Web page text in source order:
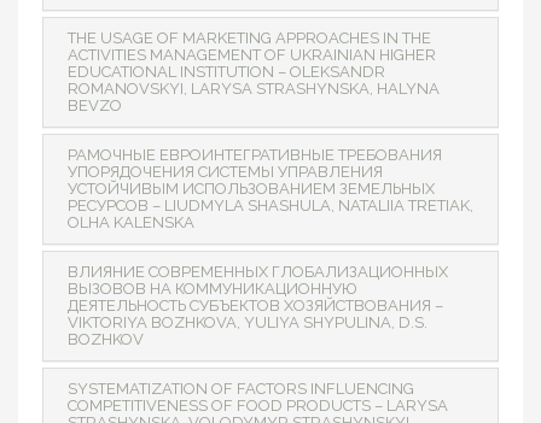
THE USAGE OF MARKETING APPROACHES IN THE
ACTIVITIES MANAGEMENT OF UKRAINIAN HIGHER
EDUCATIONAL INSTITUTION – OLEKSANDR
ROMANOVSKYI, LARYSA STRASHYNSKA, HALYNA
BEVZO
РАМОЧНЫЕ ЕВРОИНТЕГРАТИВНЫЕ ТРЕБОВАНИЯ
УПОРЯДОЧЕНИЯ СИСТЕМЫ УПРАВЛЕНИЯ
УСТОЙЧИВЫМ ИСПОЛЬЗОВАНИЕМ ЗЕМЕЛЬНЫХ
РЕСУРСОВ – LIUDMYLA SHASHULA, NATALIIA TRETIAK,
OLHA KALENSKA
ВЛИЯНИЕ СОВРЕМЕННЫХ ГЛОБАЛИЗАЦИОННЫХ
ВЫЗОВОВ НА КОММУНИКАЦИОННУЮ
ДЕЯТЕЛЬНОСТЬ СУБЪЕКТОВ ХОЗЯЙСТВОВАНИЯ –
VIKTORIYA BOZHKOVA, YULIYA SHYPULINA, D.S.
BOZHKOV
SYSTEMATIZATION OF FACTORS INFLUENCING
COMPETITIVENESS OF FOOD PRODUCTS – LARYSA